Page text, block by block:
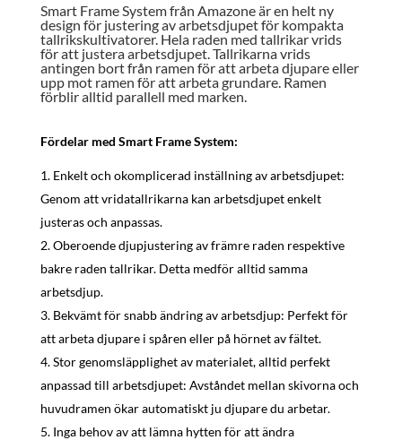
Smart Frame System från Amazone är en helt ny
design för justering av arbetsdjupet för kompakta
tallrikskultivatorer. Hela raden med tallrikar vrids
för att justera arbetsdjupet. Tallrikarna vrids
antingen bort från ramen för att arbeta djupare eller
upp mot ramen för att arbeta grundare. Ramen
förblir alltid parallell med marken.
Fördelar med Smart Frame System:
Enkelt och okomplicerad inställning av arbetsdjupet:
Genom att vridatallrikarna kan arbetsdjupet enkelt
justeras och anpassas.
Oberoende djupjustering av främre raden respektive
bakre raden tallrikar. Detta medför alltid samma
arbetsdjup.
Bekvämt för snabb ändring av arbetsdjup: Perfekt för
att arbeta djupare i spåren eller på hörnet av fältet.
Stor genomsläpplighet av materialet, alltid perfekt
anpassad till arbetsdjupet: Avståndet mellan skivorna och
huvudramen ökar automatiskt ju djupare du arbetar.
Inga behov av att lämna hytten för att ändra